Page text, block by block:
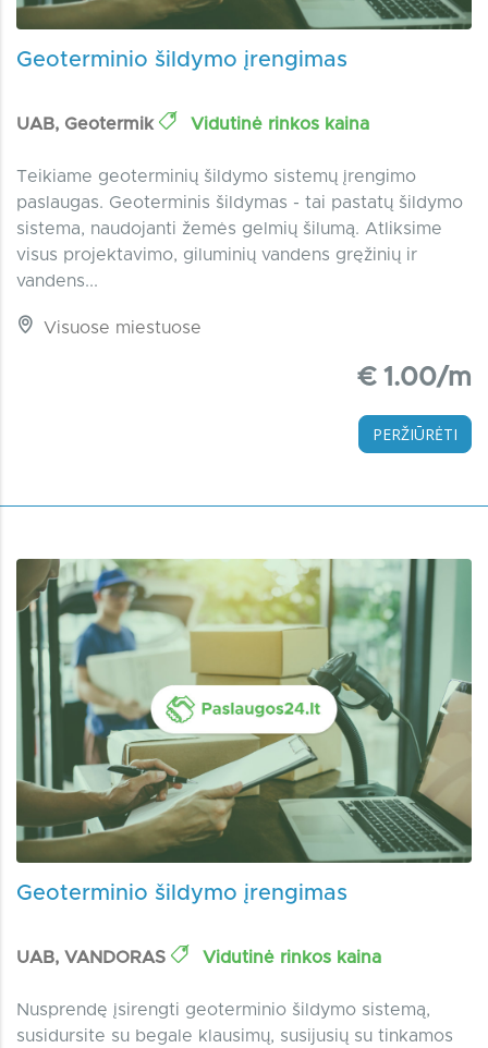
Geoterminio šildymo įrengimas
UAB, Geotermik Vidutinė rinkos kaina
Teikiame geoterminių šildymo sistemų įrengimo
paslaugas. Geoterminis šildymas - tai pastatų šildymo
sistema, naudojanti žemės gelmių šilumą. Atliksime
visus projektavimo, giluminių vandens gręžinių ir
vandens...
Visuose miestuose
€ 1.00/m
PERŽIŪRĖTI
Geoterminio šildymo įrengimas
UAB, VANDORAS Vidutinė rinkos kaina
Nusprendę įsirengti geoterminio šildymo sistemą,
susidursite su begale klausimų, susijusių su tinkamos